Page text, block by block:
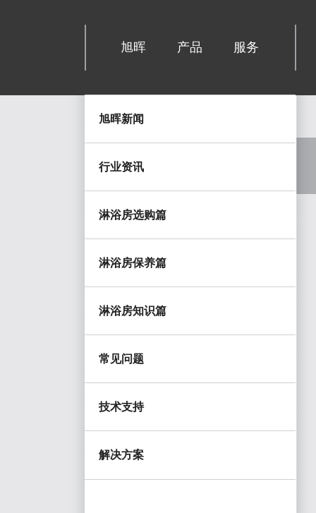
旭晖 产品 服务
旭晖新闻
行业资讯
淋浴房选购篇
淋浴房保养篇
淋浴房知识篇
常见问题
技术支持
解决方案